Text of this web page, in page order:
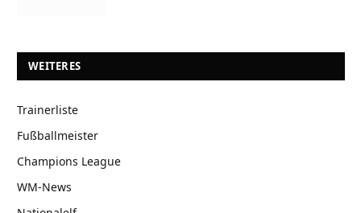
WEITERES
Trainerliste
Fußballmeister
Champions League
WM-News